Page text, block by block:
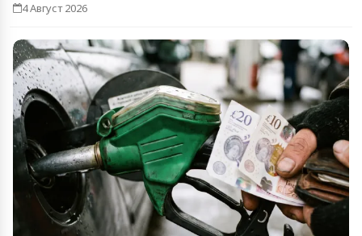
4 Август 2026